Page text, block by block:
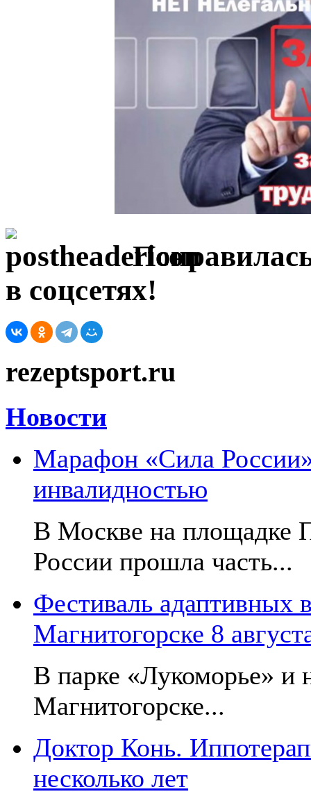
в соцсетях!
rezeptsport.ru
Новости
Марафон «Сила
инвалидностью
В Москве на площадке
России прошла часть...
Фестиваль адаптивных
Магнитогорске 8
В парке «Лукоморье» и
Магнитогорске...
Доктор Конь.
несколько лет